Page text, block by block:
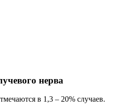
нерва
в 1,3 – 20% случаев.